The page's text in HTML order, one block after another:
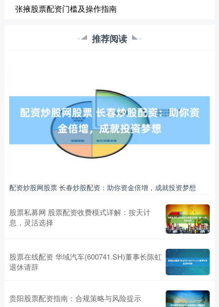
张掖股票配资门槛及操作指南
推荐阅读
配资炒股网股票 长春炒股配资：助你资金倍增，成就投资梦想
股票私募网 股票配资收费模式详解：按天计
息，灵活选择
股票在线配资 华域汽车(600741.SH)董事长陈虹
退休请辞
贵阳股票配资指南：合规策略与风险提示